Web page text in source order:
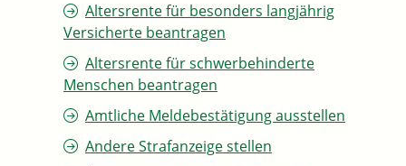
Altersrente für besonders langjährig
Versicherte beantragen
Altersrente für schwerbehinderte
Menschen beantragen
Amtliche Meldebestätigung ausstellen
Andere Strafanzeige stellen